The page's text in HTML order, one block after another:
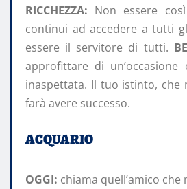
RICCHEZZA: Non essere
continui ad accedere a tutti
essere il servitore di tutti.
approfittare di un’occasione
inaspettata. Il tuo istinto, che
farà avere successo.
ACQUARIO
OGGI: chiama quell’amico che